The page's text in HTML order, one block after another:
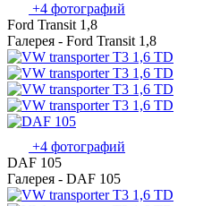
+4 фотографий
Ford Transit 1,8
Галерея - Ford Transit 1,8
+4 фотографий
DAF 105
Галерея - DAF 105